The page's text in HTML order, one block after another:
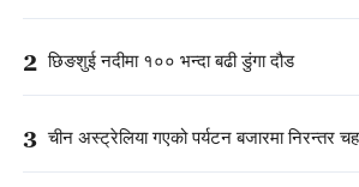
2 छिङशुई नदीमा १०० भन्दा बढी डुंगा दौड
3 चीन अस्ट्रेलिया गएको पर्यटन बजारमा निरन्तर